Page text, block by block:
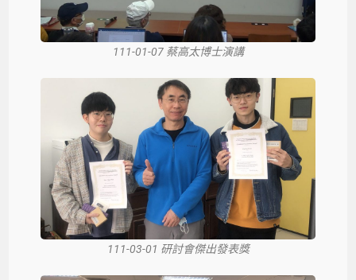
111-01-07 蔡高太博士演講
111-03-01 研討會傑出發表獎